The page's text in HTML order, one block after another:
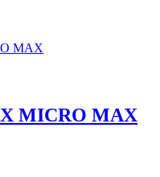
MICRO MAX